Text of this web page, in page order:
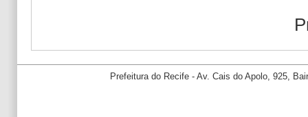
Prefeitura do Recife - Av. Cais do Apolo, 925,